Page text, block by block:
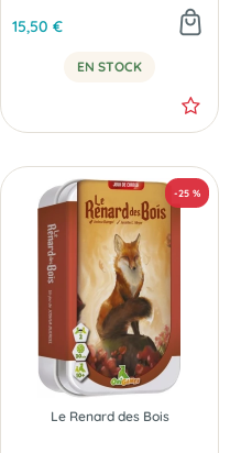
15,50 €
EN STOCK
Le Renard des Bois